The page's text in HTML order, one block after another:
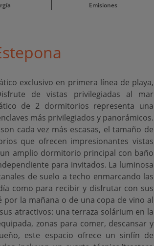
Emisiones
exclusivo en primera línea de playa,
de vistas privilegiadas al mar
de 2 dormitorios representa una
más privilegiados y panorámicos.
cada vez más escasas, el tamaño de
que ofrecen impresionantes vistas
amplio dormitorio principal con baño
para invitados. La luminosa
de suelo a techo enmarcando las
como para recibir y disfrutar con sus
por la mañana o de una copa de vino al
atractivos: una terraza solárium en la
zonas para comer, descansar y
este espacio ofrece un sinfín de